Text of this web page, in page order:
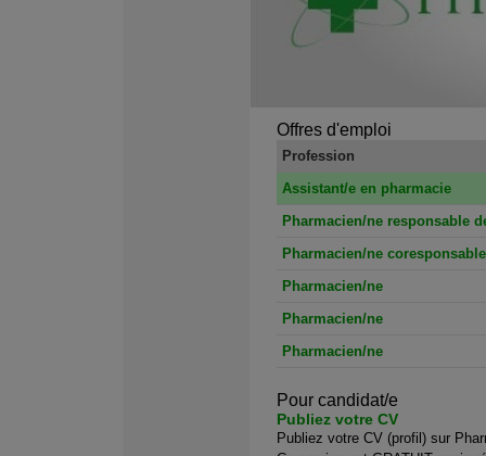
Offres d'emploi
Profession
Assistant/e en pharmacie
Pharmacien/ne responsable
Pharmacien/ne coresponsable
Pharmacien/ne
Pharmacien/ne
Pharmacien/ne
Pour candidat/e
Publiez votre CV
Publiez votre CV (profil) sur